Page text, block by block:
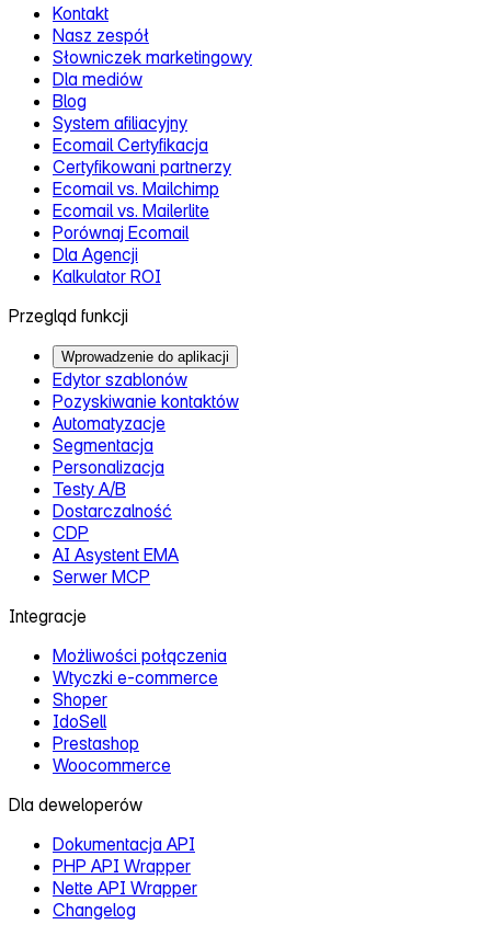
Kontakt
Nasz zespół
Słowniczek marketingowy
Dla mediów
Blog
System afiliacyjny
Ecomail Certyfikacja
Certyfikowani partnerzy
Ecomail vs. Mailchimp
Ecomail vs. Mailerlite
Porównaj Ecomail
Dla Agencji
Kalkulator ROI
Przegląd funkcji
Wprowadzenie do aplikacji
Edytor szablonów
Pozyskiwanie kontaktów
Automatyzacje
Segmentacja
Personalizacja
Testy A/B
Dostarczalność
CDP
AI Asystent EMA
Serwer MCP
Integracje
Możliwości połączenia
Wtyczki e‑commerce
Shoper
IdoSell
Prestashop
Woocommerce
Dla deweloperów
Dokumentacja API
PHP API Wrapper
Nette API Wrapper
Changelog